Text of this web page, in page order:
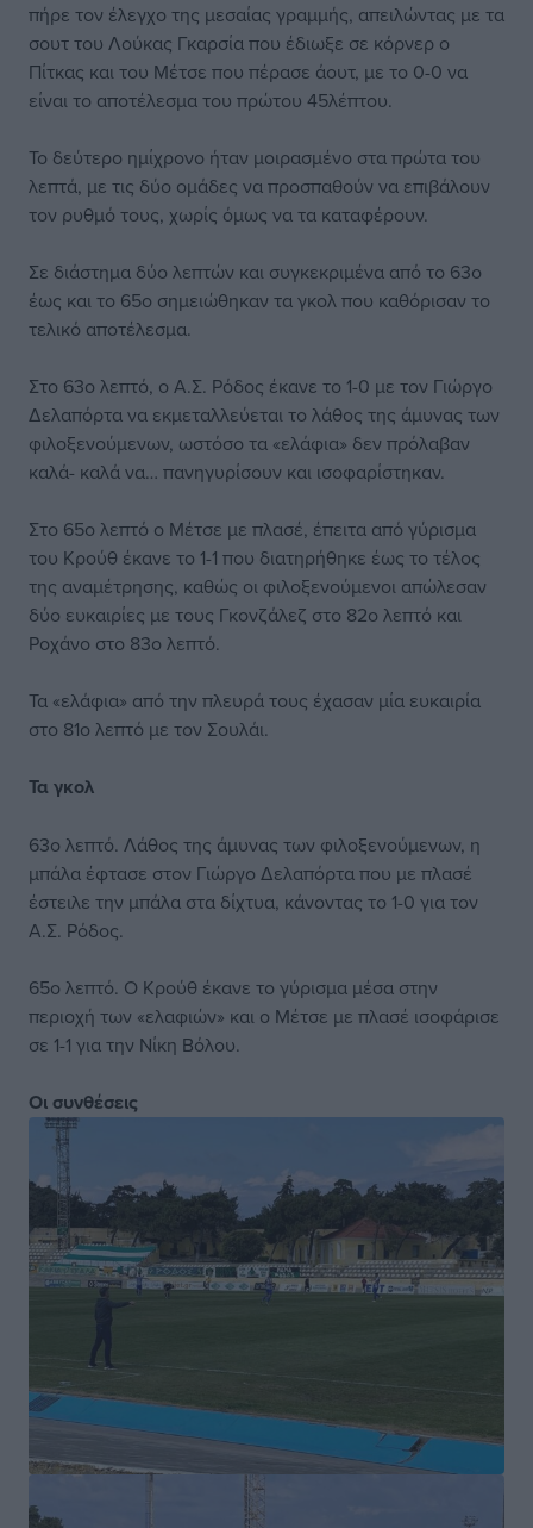
πήρε τον έλεγχο της μεσαίας γραμμής, απειλώντας με τα
σουτ του Λούκας Γκαρσία που έδιωξε σε κόρνερ ο
Πίτκας και του Μέτσε που πέρασε άουτ, με το 0-0 να
είναι το αποτέλεσμα του πρώτου 45λέπτου.
Το δεύτερο ημίχρονο ήταν μοιρασμένο στα πρώτα του
λεπτά, με τις δύο ομάδες να προσπαθούν να επιβάλουν
τον ρυθμό τους, χωρίς όμως να τα καταφέρουν.
Σε διάστημα δύο λεπτών και συγκεκριμένα από το 63ο
έως και το 65ο σημειώθηκαν τα γκολ που καθόρισαν το
τελικό αποτέλεσμα.
Στο 63ο λεπτό, ο Α.Σ. Ρόδος έκανε το 1-0 με τον Γιώργο
Δελαπόρτα να εκμεταλλεύεται το λάθος της άμυνας των
φιλοξενούμενων, ωστόσο τα «ελάφια» δεν πρόλαβαν
καλά- καλά να… πανηγυρίσουν και ισοφαρίστηκαν.
Στο 65ο λεπτό ο Μέτσε με πλασέ, έπειτα από γύρισμα
του Κρούθ έκανε το 1-1 που διατηρήθηκε έως το τέλος
της αναμέτρησης, καθώς οι φιλοξενούμενοι απώλεσαν
δύο ευκαιρίες με τους Γκονζάλεζ στο 82ο λεπτό και
Ροχάνο στο 83ο λεπτό.
Τα «ελάφια» από την πλευρά τους έχασαν μία ευκαιρία
στο 81ο λεπτό με τον Σουλάι.
Τα γκολ
63ο λεπτό. Λάθος της άμυνας των φιλοξενούμενων, η
μπάλα έφτασε στον Γιώργο Δελαπόρτα που με πλασέ
έστειλε την μπάλα στα δίχτυα, κάνοντας το 1-0 για τον
Α.Σ. Ρόδος.
65ο λεπτό. Ο Κρούθ έκανε το γύρισμα μέσα στην
περιοχή των «ελαφιών» και ο Μέτσε με πλασέ ισοφάρισε
σε 1-1 για την Νίκη Βόλου.
Οι συνθέσεις